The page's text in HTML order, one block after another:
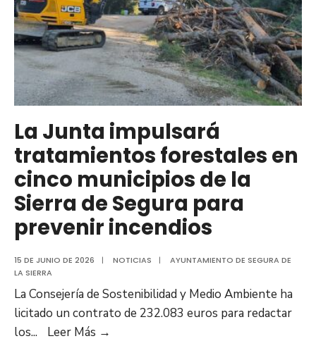
La Junta impulsará
tratamientos forestales en
cinco municipios de la
Sierra de Segura para
prevenir incendios
15 DE JUNIO DE 2026 | NOTICIAS |
AYUNTAMIENTO DE SEGURA DE
LA SIERRA
La Consejería de Sostenibilidad y Medio Ambiente ha
licitado un contrato de 232.083 euros para redactar
los... Leer Más →